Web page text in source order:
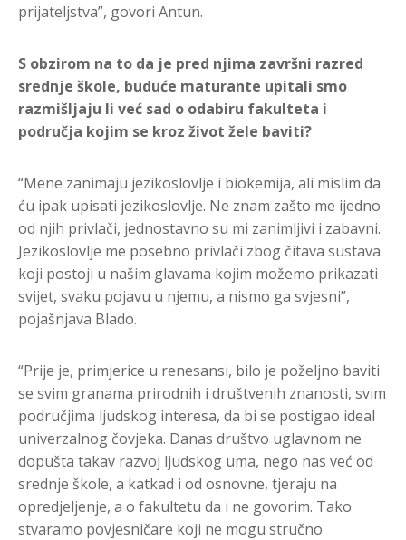
prijateljstva”, govori Antun.
S obzirom na to da je pred njima završni razred
srednje škole, buduće maturante upitali smo
razmišljaju li već sad o odabiru fakulteta i
područja kojim se kroz život žele baviti?
“Mene zanimaju jezikoslovlje i biokemija, ali mislim da
ću ipak upisati jezikoslovlje. Ne znam zašto me ijedno
od njih privlači, jednostavno su mi zanimljivi i zabavni.
Jezikoslovlje me posebno privlači zbog čitava sustava
koji postoji u našim glavama kojim možemo prikazati
svijet, svaku pojavu u njemu, a nismo ga svjesni”,
pojašnjava Blado.
“Prije je, primjerice u renesansi, bilo je poželjno baviti
se svim granama prirodnih i društvenih znanosti, svim
područjima ljudskog interesa, da bi se postigao ideal
univerzalnog čovjeka. Danas društvo uglavnom ne
dopušta takav razvoj ljudskog uma, nego nas već od
srednje škole, a katkad i od osnovne, tjeraju na
opredjeljenje, a o fakultetu da i ne govorim. Tako
stvaramo povjesničare koji ne mogu stručno